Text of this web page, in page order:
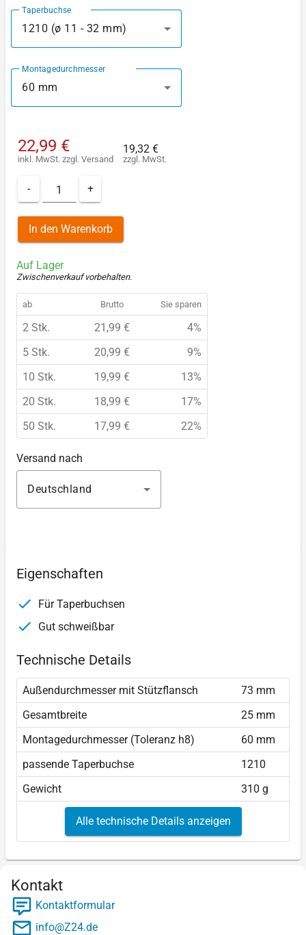
Taperbuchse
1210 (ø 11 - 32 mm)
Montagedurchmesser
60 mm
22,99 €
inkl. MwSt. zzgl. Versand
19,32 €
zzgl. MwSt.
- +
In den Warenkorb
Auf Lager
Zwischenverkauf vorbehalten.
ab Brutto Sie sparen
2 Stk. 21,99 €
4%
5 Stk.
20,99 €
9%
10 Stk.
19,99 €
13%
20 Stk.
18,99 €
17%
50 Stk.
17,99 € 22%
Versand nach
Deutschland
Eigenschaften
Für Taperbuchsen
Gut schweißbar
Technische Details
Außendurchmesser mit Stützflansch
73 mm
Gesamtbreite
25 mm
Montagedurchmesser (Toleranz h8)
60 mm
passende Taperbuchse
1210
Gewicht
310 g
Alle technische Details anzeigen
Kontakt
Kontaktformular
info@Z24.de